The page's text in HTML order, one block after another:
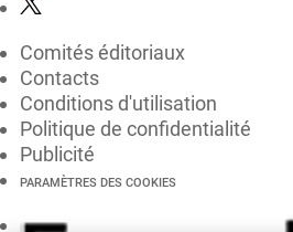
Comités éditoriaux
Contacts
Conditions d'utilisation
Politique de confidentialité
Publicité
PARAMÈTRES DES COOKIES